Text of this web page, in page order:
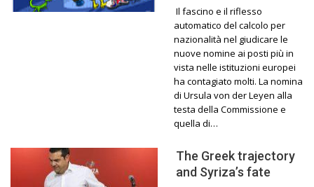
Il fascino e il riflesso
automatico del calcolo per
nazionalità nel giudicare le
nuove nomine ai posti più in
vista nelle istituzioni europei
ha contagiato molti. La nomina
di Ursula von der Leyen alla
testa della Commissione e
quella di…
The Greek trajectory
and Syriza’s fate